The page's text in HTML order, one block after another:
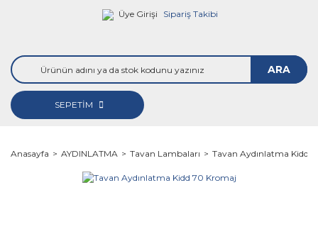
Üye Girişi Sipariş Takibi
ARA
SEPETİM
Anasayfa AYDINLATMA Tavan Lambaları Tavan Aydınlatma Kidd